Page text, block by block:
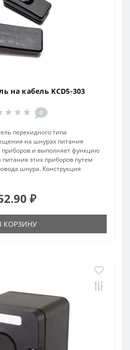
на кабель KCD5-303
0
перекидного типа
на шнурах питания
приборов и выполняет функцию
этих приборов путем
шнура. Конструкция
₽
КОРЗИНУ